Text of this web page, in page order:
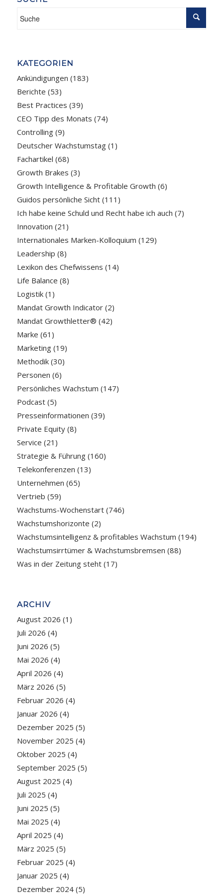
KATEGORIEN
Ankündigungen (183)
Berichte (53)
Best Practices (39)
CEO Tipp des Monats (74)
Controlling(9)
Deutscher Wachstumstag(1)
Fachartikel (68)
Growth Brakes (3)
Growth Intelligence & Profitable Growth (6)
Guidos persönliche Sicht(111)
Ich habe keine Schuld und Recht habe ich auch (7)
Innovation (21)
Internationales Marken-Kolloquium (129)
Leadership (8)
Lexikon des Chefwissens (14)
Life Balance (8)
Logistik(1)
Mandat Growth Indicator(2)
Mandat Growthletter® (42)
Marke (61)
Marketing(19)
Methodik(30)
Personen (6)
Persönliches Wachstum (147)
Podcast(5)
Presseinformationen (39)
Private Equity(8)
Service (21)
Strategie & Führung(160)
Telekonferenzen (13)
Unternehmen (65)
Vertrieb (59)
Wachstums-Wochenstart(746)
Wachstumshorizonte (2)
Wachstumsintelligenz & profitables Wachstum (194)
Wachstumsirrtümer & Wachstumsbremsen (88)
Was in der Zeitung steht(17)
ARCHIV
August 2026 (1)
Juli 2026 (4)
Juni 2026 (5)
Mai 2026 (4)
April 2026 (4)
März 2026 (5)
Februar 2026 (4)
Januar 2026 (4)
Dezember 2025 (5)
November 2025 (4)
Oktober 2025 (4)
September 2025 (5)
August 2025 (4)
Juli 2025 (4)
Juni 2025 (5)
Mai 2025 (4)
April 2025 (4)
März 2025 (5)
Februar 2025 (4)
Januar 2025 (4)
Dezember 2024(5)